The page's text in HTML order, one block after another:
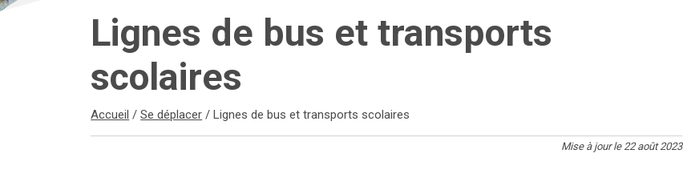
Lignes de bus et transports
scolaires
Accueil /Se déplacer /Lignes de bus et transports scolaires
Mise à jour le 22 août 2023